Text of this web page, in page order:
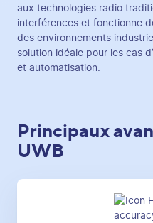
aux technologies radio
interférences et fonctionne
des environnements
solution idéale pour les cas
et automatisation.
Principaux
UWB